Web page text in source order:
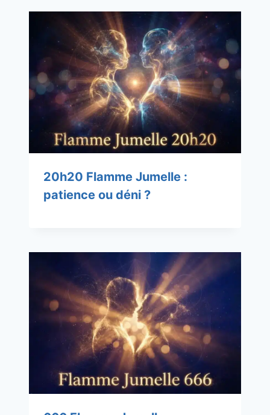
20h20 Flamme Jumelle :
patience ou déni ?